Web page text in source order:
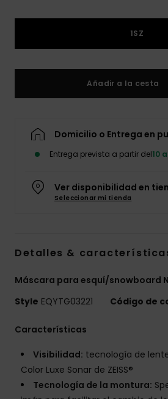
1SZ
Añadir a la cesta
Domicilio o Entrega en
Entrega prevista a partir del10
Ver disponibilidad en
Seleccionar mi tienda
Detalles &
Máscara para esquí/snowboard
Style EQYTG03221 Código de
Características
Visibilidad: tecnología de
Color Luxe Sonar de ZEISS®
Tecnología de la montura: